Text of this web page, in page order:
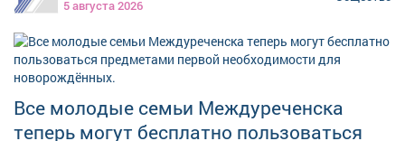
5 августа 2026
Все молодые семьи Междуреченска
теперь могут бесплатно пользоваться